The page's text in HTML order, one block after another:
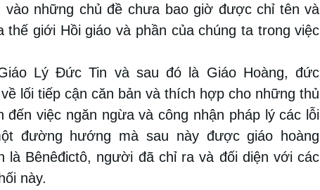
vào những chủ đề chưa bao giờ được chỉ tên và
thế giới Hồi giáo và phần của chúng ta trong việc
Lý Đức Tin và sau đó là Giáo Hoàng, đức
lối tiếp cận căn bản và thích hợp cho những thủ
việc ngăn ngừa và công nhận pháp lý các lỗi
đường hướng mà sau này được giáo hoàng
là Bênêđictô, người đã chỉ ra và đối diện với các
này.